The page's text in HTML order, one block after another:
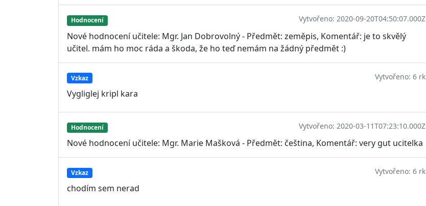
Hodnocení Vytvořeno: 2020-09-20T04:50:07.000Z
Nové hodnocení učitele: Mgr. Jan Dobrovolný - Předmět: zeměpis, Komentář: je to skvělý
učitel. mám ho moc ráda a škoda, že ho teď nemám na žádný předmět :)
Vzkaz Vytvořeno: 6 rk
Vygliglej kripl kara
Hodnocení Vytvořeno: 2020-03-11T07:23:10.000Z
Nové hodnocení učitele: Mgr. Marie Mašková - Předmět: čeština, Komentář: very gut ucitelka
Vzkaz Vytvořeno: 6 rk
chodím sem nerad